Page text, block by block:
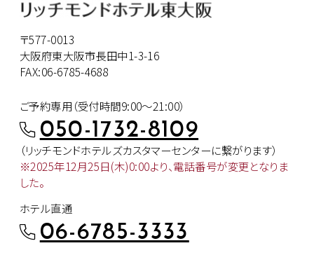
〒577-0013
大阪府東大阪市長田中1-3-16
FAX:06-6785-4688
ご予約専用（受付時間9:00～21:00）
050-1732-8109
（リッチモンドホテルズカスタマーセンターに繋がります）
※2025年12月25日(木)0:00より、電話番号が変更となりま
した。
ホテル直通
06-6785-3333